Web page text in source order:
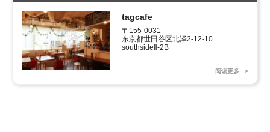
tagcafe
〒155-0031
东京都世田谷区北泽2-12-10
southsideⅡ-2B
阅读更多